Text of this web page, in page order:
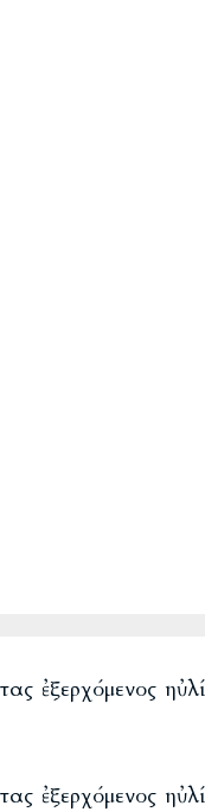
ἐξερχόμενος
ἐξερχόμενος